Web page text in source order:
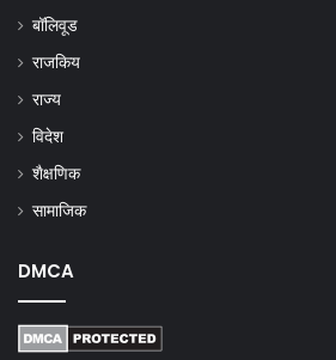
बॉलिवूड
राजकिय
राज्य
विदेश
शैक्षणिक
सामाजिक
DMCA